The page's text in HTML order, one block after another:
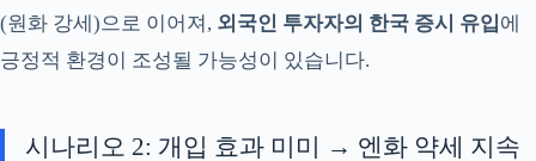
(원화 강세)으로 이어져, 외국인 투자자의 한국 증시 유입에
긍정적 환경이 조성될 가능성이 있습니다.
시나리오 2: 개입 효과 미미 → 엔화 약세 지속